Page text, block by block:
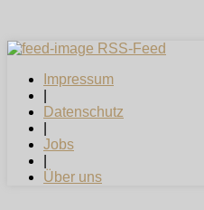
RSS-Feed
Impressum
Datenschutz
Jobs
Über uns